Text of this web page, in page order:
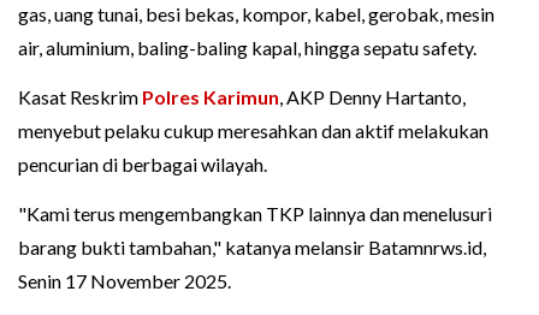
gas, uang tunai, besi bekas, kompor, kabel, gerobak, mesin
air, aluminium, baling-baling kapal, hingga sepatu safety.
Kasat Reskrim Polres Karimun, AKP Denny Hartanto,
menyebut pelaku cukup meresahkan dan aktif melakukan
pencurian di berbagai wilayah.
"Kami terus mengembangkan TKP lainnya dan menelusuri
barang bukti tambahan," katanya melansir Batamnrws.id,
Senin 17 November 2025.